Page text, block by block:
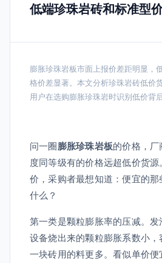
低端珍珠岩砖和标准型
膨胀珍珠岩板市面上报价差距明显，
格价差显著。本文分析珍珠岩砖低价
用户在选购膨胀珍珠岩时识别低价背
问一圈膨胀珍珠岩板的价格，
度同等级有的价格远超低价货
价，采购者最想知道：便宜的那
什么？
第一类是颗粒膨胀率的压减。
设备烧出来的颗粒膨胀系数小
一块砖用的料更多。看似单价